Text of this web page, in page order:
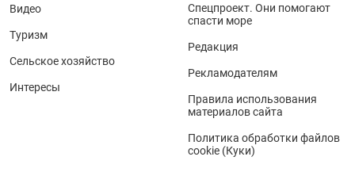
Видео
Туризм
Сельское хозяйство
Интересы
Спецпроект. Они помогают
спасти море
Редакция
Рекламодателям
Правила использования
материалов сайта
Политика обработки файлов
cookie (Куки)